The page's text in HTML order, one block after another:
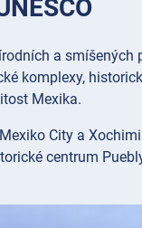
a smíšených
komplexy,
Mexika.
City a
centrum